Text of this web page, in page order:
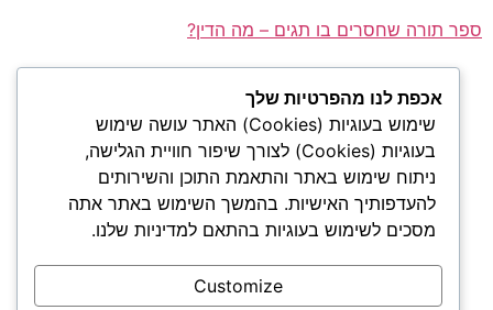
ספר תורה שחסרים בו תגים – מה הדין?
All rights reserved
יצירת קשר:
shimon@sefertora.co.il
שמעון כהן -עסק
אכפת לנו מהפרטיות שלך
שימוש בעוגיות (Cookies) האתר עושה שימוש
בעוגיות (Cookies) לצורך שיפור חוויית הגלישה,
ניתוח שימוש באתר והתאמת התוכן והשירותים
להעדפותיך האישיות. בהמשך השימוש באתר אתה
מסכים לשימוש בעוגיות בהתאם למדיניות שלנו.
Customize